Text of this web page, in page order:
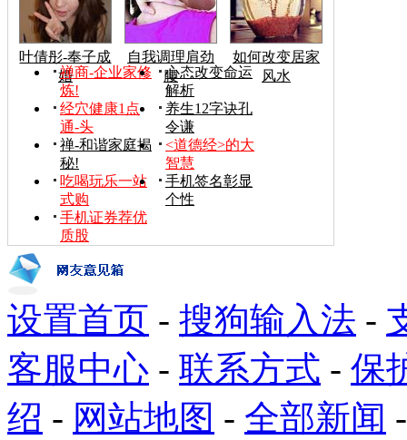
叶倩彤-奉子成
婚
自我调理肩劲
腰
如何改变居家
风水
禅商-企业家修
炼!
心态改变命运
解析
经穴健康1点
通-头
养生12字诀孔
令谦
禅-和谐家庭揭
秘!
<道德经>的大
智慧
吃喝玩乐一站
式购
手机签名彰显
个性
手机证券荐优
质股
设置首页 - 搜狗输入法 -
客服中心 - 联系方式 - 保
绍 - 网站地图 - 全部新闻